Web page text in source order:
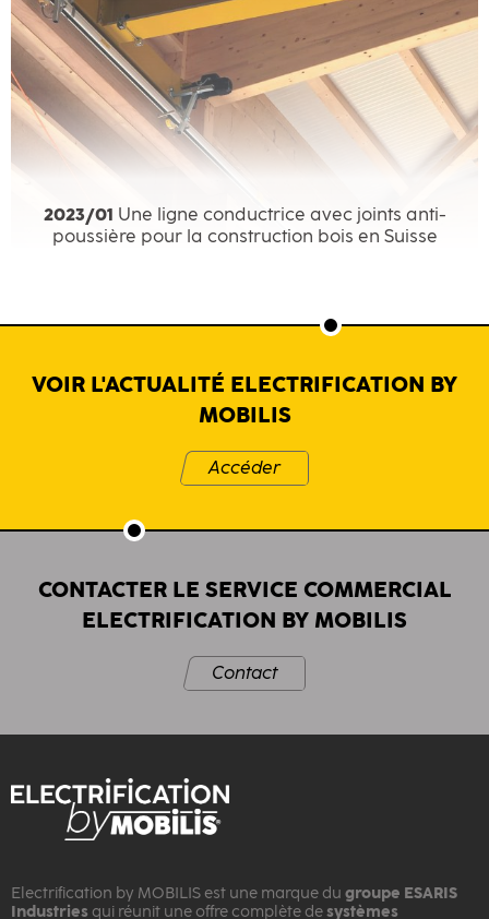
2023/01 Une ligne conductrice avec joints anti-
poussière pour la construction bois en Suisse
VOIR L'ACTUALITÉ ELECTRIFICATION BY
MOBILIS
Accéder
CONTACTER LE SERVICE COMMERCIAL
ELECTRIFICATION BY MOBILIS
Contact
Electrification by MOBILIS est une marque du groupe ESARIS
Industries qui réunit une offre complète de systèmes